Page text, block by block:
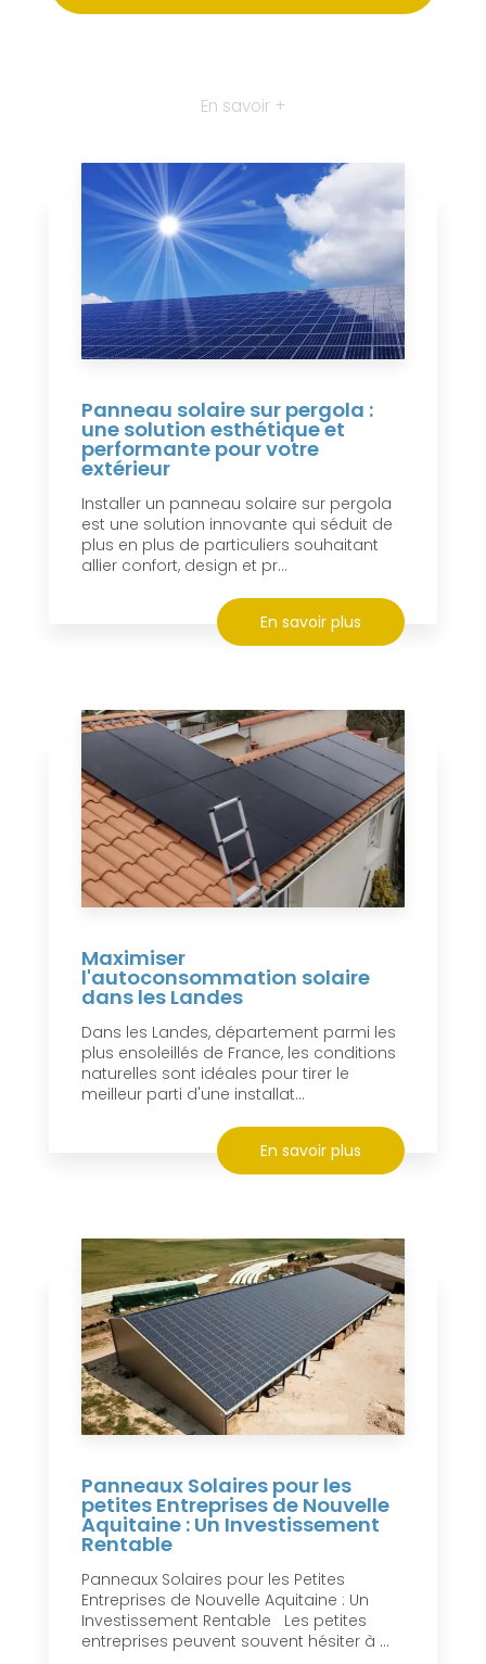
En savoir +
Panneau solaire sur pergola :
une solution esthétique et
performante pour votre
extérieur
Installer un panneau solaire sur pergola
est une solution innovante qui séduit de
plus en plus de particuliers souhaitant
allier confort, design et pr...
En savoir plus
Maximiser
l'autoconsommation solaire
dans les Landes
Dans les Landes, département parmi les
plus ensoleillés de France, les conditions
naturelles sont idéales pour tirer le
meilleur parti d'une installat...
En savoir plus
Panneaux Solaires pour les
petites Entreprises de Nouvelle
Aquitaine : Un Investissement
Rentable
Panneaux Solaires pour les Petites
Entreprises de Nouvelle Aquitaine : Un
Investissement Rentable Les petites
entreprises peuvent souvent hésiter à ...